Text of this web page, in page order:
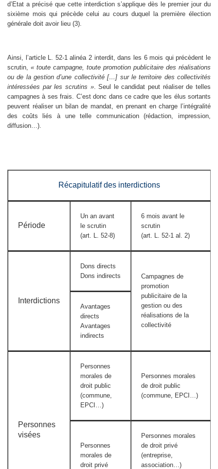
d’Etat a précisé que cette interdiction s’applique dès le premier jour du
sixième mois qui précède celui au cours duquel la première élection
générale doit avoir lieu (3).
Ainsi, l’article L. 52-1 alinéa 2 interdit, dans les 6 mois qui précèdent le
scrutin, « toute campagne, toute promotion publicitaire des réalisations
ou de la gestion d’une collectivité […] sur le territoire des collectivités
intéressées par les scrutins ». Seul le candidat peut réaliser de telles
campagnes à ses frais. C’est donc dans ce cadre que les élus sortants
peuvent réaliser un bilan de mandat, en prenant en charge l’intégralité
des coûts liés à une telle communication (rédaction, impression,
diffusion…).
Récapitulatif des interdictions
Période
Un an avant
le scrutin
(art. L. 52-8)
6 mois avant le
scrutin
(art. L. 52-1 al. 2)
Interdictions
Dons directs
Dons indirects
Campagnes de
promotion
publicitaire de la
gestion ou des
réalisations de la
collectivité
Avantages
directs
Avantages
indirects
Personnes
visées
Personnes
morales de
droit public
(commune,
EPCI…)
Personnes morales
de droit public
(commune, EPCI…)
Personnes
morales de
droit privé
Personnes morales
de droit privé
(entreprise,
association…)